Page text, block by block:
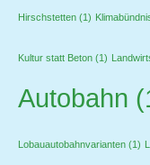
Hirschstetten (1)
Kultur statt Beton (1)
Autobahn
Lobauautobahnvarianten (1)